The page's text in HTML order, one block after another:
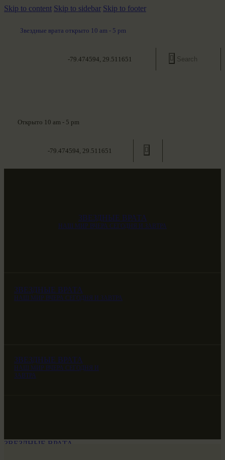
Skip to content Skip to sidebar Skip to footer
Звездные врата открыто 10 am - 5 pm
-79.474594, 29.511651
Открыто 10 am - 5 pm
-79.474594, 29.511651
ЗВЕЗДНЫЕ ВРАТА
НАШ МИР ВЧЕРА СЕГОДНЯ И ЗАВТРА
ЗВЕЗДНЫЕ ВРАТА
НАШ МИР ВЧЕРА СЕГОДНЯ И ЗАВТРА
ЗВЕЗДНЫЕ ВРАТА
НАШ МИР ВЧЕРА СЕГОДНЯ И
ЗАВТРА
ЗВЕЗДНЫЕ ВРАТА